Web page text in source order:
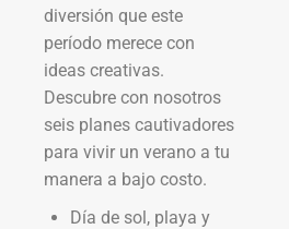
diversión que este
período merece con
ideas creativas.
Descubre con nosotros
seis planes cautivadores
para vivir un verano a tu
manera a bajo costo.
Día de sol, playa y